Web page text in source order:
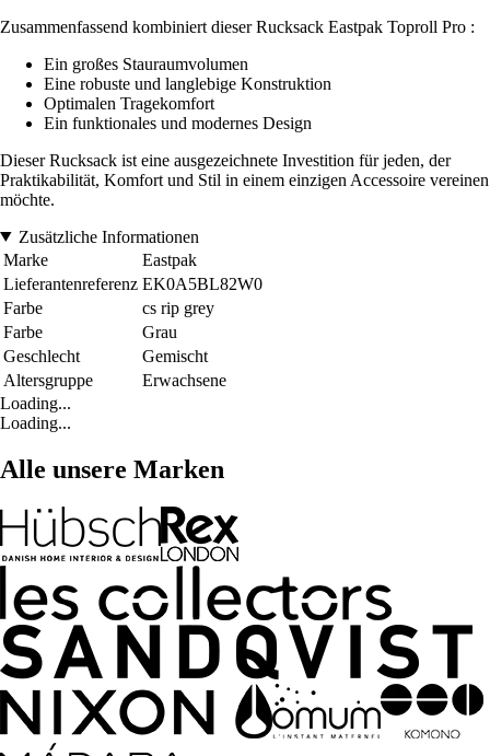
Zusammenfassend kombiniert dieser Rucksack Eastpak Toproll Pro :
Ein großes Stauraumvolumen
Eine robuste und langlebige Konstruktion
Optimalen Tragekomfort
Ein funktionales und modernes Design
Dieser Rucksack ist eine ausgezeichnete Investition für jeden, der
Praktikabilität, Komfort und Stil in einem einzigen Accessoire vereinen
möchte.
Zusätzliche Informationen
Marke
Eastpak
Lieferantenreferenz EK0A5BL82W0
Farbe
cs rip grey
Farbe
Grau
Geschlecht
Gemischt
Altersgruppe
Erwachsene
Loading...
Loading...
Alle unsere Marken